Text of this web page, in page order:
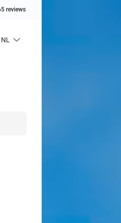
reviews
NL